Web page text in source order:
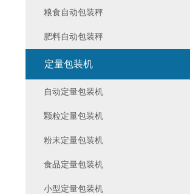
粮食自动包装秤
肥料自动包装秤
定量包装机
自动定量包装机
颗粒定量包装机
粉末定量包装机
食品定量包装机
小型定量包装机